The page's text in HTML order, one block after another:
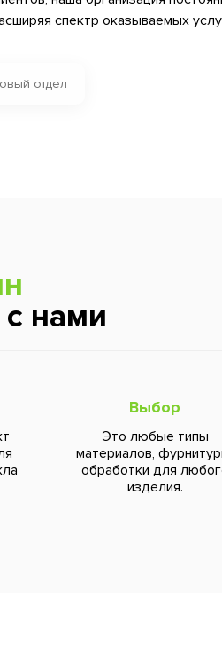
спектр оказываемых
отдел
нами
Выбор
Это любые типы
материалов,
обработки для
изделия.